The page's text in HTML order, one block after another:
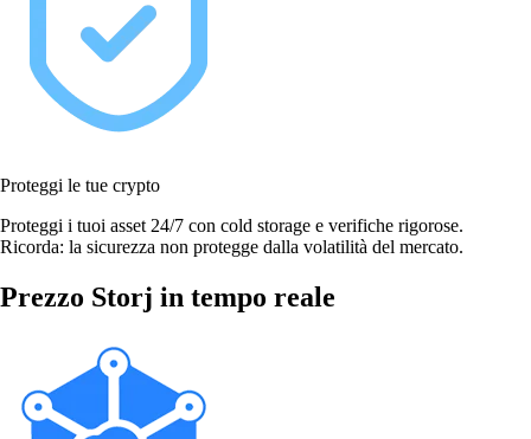
Proteggi le tue crypto
Proteggi i tuoi asset 24/7 con cold storage e verifiche rigorose.
Ricorda: la sicurezza non protegge dalla volatilità del mercato.
Prezzo Storj in tempo reale